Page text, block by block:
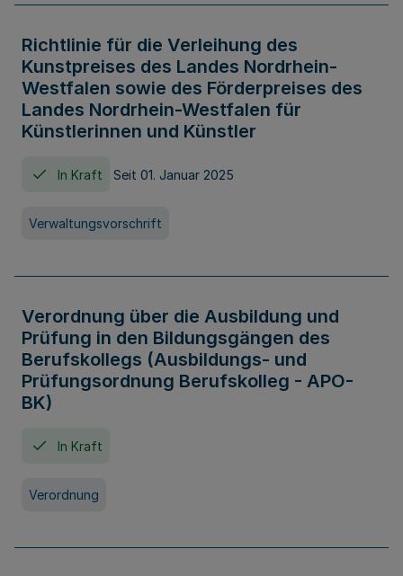
Richtlinie für die Verleihung des
Kunstpreises des Landes Nordrhein-
Westfalen sowie des Förderpreises des
Landes Nordrhein-Westfalen für
Künstlerinnen und Künstler
In Kraft Seit 01. Januar 2025
Verwaltungsvorschrift
Verordnung über die Ausbildung und
Prüfung in den Bildungsgängen des
Berufskollegs (Ausbildungs- und
Prüfungsordnung Berufskolleg - APO-
BK)
In Kraft
Verordnung